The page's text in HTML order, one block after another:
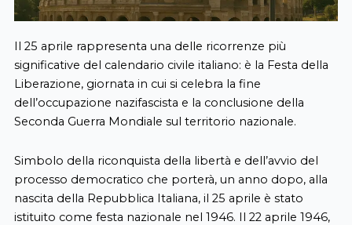
Il 25 aprile rappresenta una delle ricorrenze più
significative del calendario civile italiano: è la Festa della
Liberazione, giornata in cui si celebra la fine
dell’occupazione nazifascista e la conclusione della
Seconda Guerra Mondiale sul territorio nazionale.
Simbolo della riconquista della libertà e dell’avvio del
processo democratico che porterà, un anno dopo, alla
nascita della Repubblica Italiana, il 25 aprile è stato
istituito come festa nazionale nel 1946. Il 22 aprile 1946,